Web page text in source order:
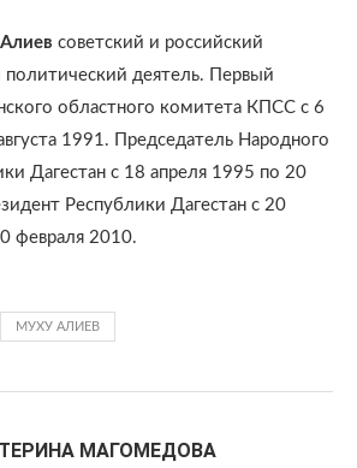
советский и российский
политический деятель. Первый
областного комитета КПСС с 6
1991. Председатель Народного
Дагестан с 18 апреля 1995 по 20
Республики Дагестан с 20
февраля 2010.
МУХУ АЛИЕВ
МАГОМЕДОВА